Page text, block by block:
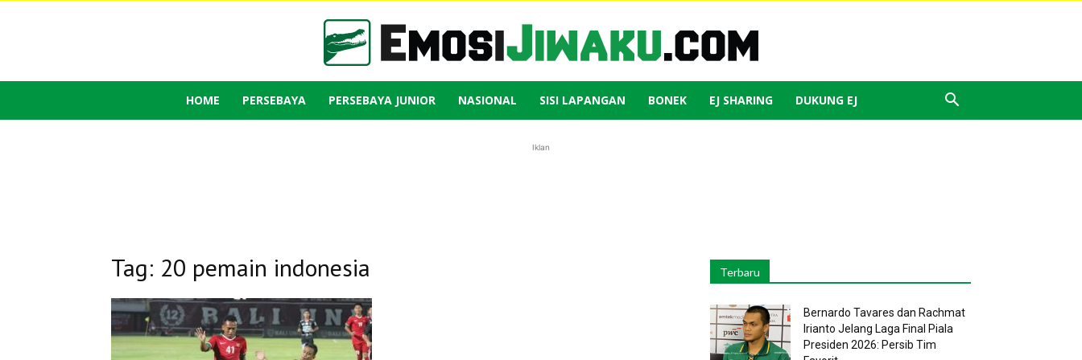
Emosi
HOME PERSEBAYA PERSEBAYA JUNIOR NASIONAL SISI LAPANGAN BONEK EJ SHARING DUKUNG EJ
Iklan
Tag: 20 pemain indonesia Terbaru
Bernardo Tavares dan Rachmat
Irianto Jelang Laga Final Piala
Presiden 2026: Persib Tim